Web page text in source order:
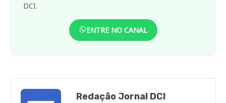
DCI.
ENTRE NO CANAL
Redação Jornal DCI